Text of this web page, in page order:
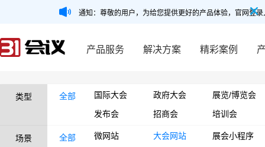
通知：尊敬的用户，为给您提供更好的产品体验，官网登
产品服务 解决方案 精彩案例
类型 全部 国际大会 政府大会
展览/博览会
发布会
招商会 培训会
场景 全部 微网站 大会网站
展会小程序